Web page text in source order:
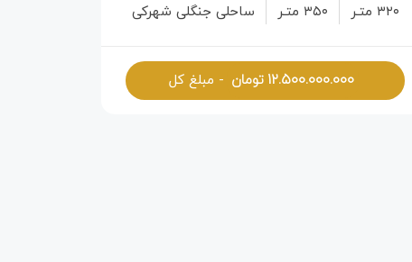
۳۲۰ متـر
۳۵۰ متـر
ساحلی جنگلی شهرکی
۱۲.۵۰۰.۰۰۰.۰۰۰تومان - مبلغ کل